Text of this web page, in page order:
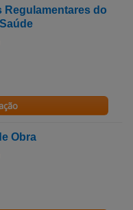
Regulamentares do
Obra